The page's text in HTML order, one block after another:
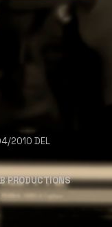
2010 DEL
PRODUCTIONS